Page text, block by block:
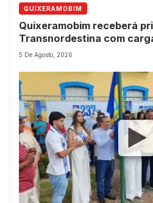
QUIXERAMOBIM
Quixeramobim receberá
Transnordestina com
programação de
5 De Agosto, 2026